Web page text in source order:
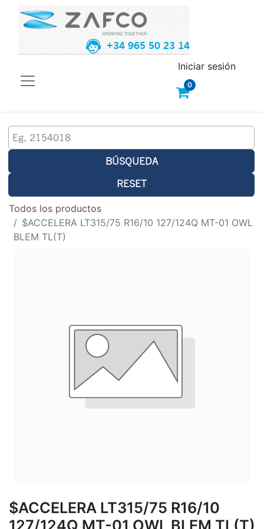
+34 965 50 23 14
0
Iniciar sesión
BÚSQUEDA
RESET
Todos los productos
$ACCELERA LT315/75 R16/10 127/124Q MT-01 OWL
BLEM TL(T)
$ACCELERA LT315/75 R16/10
127/124Q MT-01 OWL BLEM TL(T)